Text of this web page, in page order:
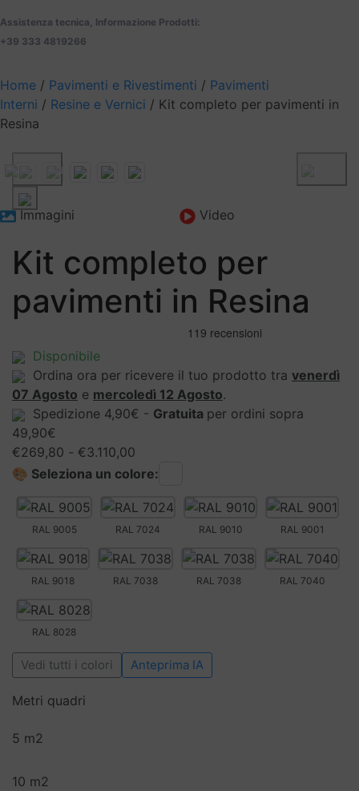
Assistenza tecnica, Informazione Prodotti:
+39 333 4819266
Home / Pavimenti e Rivestimenti / Pavimenti
Interni / Resine e Vernici / Kit completo per pavimenti in
Resina
Previous
Immagini Video
Kit completo per
pavimenti in Resina
Disponibile
Ordina ora per ricevere il tuo prodotto tra venerdì
07 Agosto e mercoledì 12 Agosto.
Spedizione 4,90€ - Gratuita per ordini sopra
49,90€
€269,80 - €3.110,00
di
da
€269,80
€3.110,00
🎨 Seleziona un colore:
RAL 9005 RAL 7024 RAL 9010 RAL 9001
RAL 9018 RAL 7038 RAL 7038 RAL 7040
RAL 8028
Vedi tutti i colori Anteprima IA
Metri quadri
5 m2
10 m2